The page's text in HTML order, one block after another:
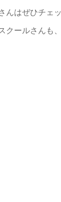
んはぜひチェ
クールさんも